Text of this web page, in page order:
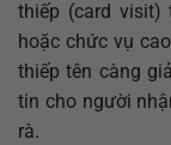
thiếp (card visit)
hoặc chức vụ
thiếp tên càng
tin cho người
rà.